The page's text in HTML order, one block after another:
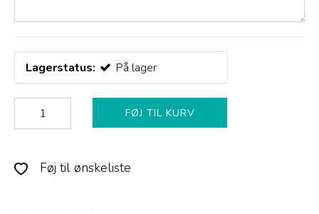
Lagerstatus: På lager
FØJ TIL KURV
Føj til ønskeliste